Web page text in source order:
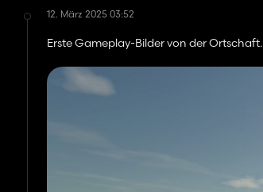
12. März 2025 03:52
Erste Gameplay-Bilder von der Ortschaft.